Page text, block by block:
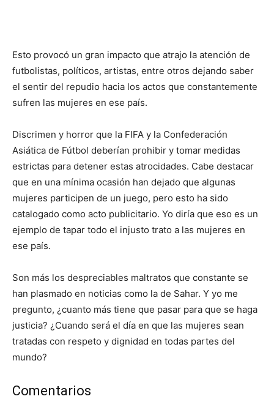
Esto provocó un gran impacto que atrajo la atención de
futbolistas, políticos, artistas, entre otros dejando saber
el sentir del repudio hacia los actos que constantemente
sufren las mujeres en ese país.
Discrimen y horror que la FIFA y la Confederación
Asiática de Fútbol deberían prohibir y tomar medidas
estrictas para detener estas atrocidades. Cabe destacar
que en una mínima ocasión han dejado que algunas
mujeres participen de un juego, pero esto ha sido
catalogado como acto publicitario. Yo diría que eso es un
ejemplo de tapar todo el injusto trato a las mujeres en
ese país.
Son más los despreciables maltratos que constante se
han plasmado en noticias como la de Sahar. Y yo me
pregunto, ¿cuanto más tiene que pasar para que se haga
justicia? ¿Cuando será el día en que las mujeres sean
tratadas con respeto y dignidad en todas partes del
mundo?
Comentarios